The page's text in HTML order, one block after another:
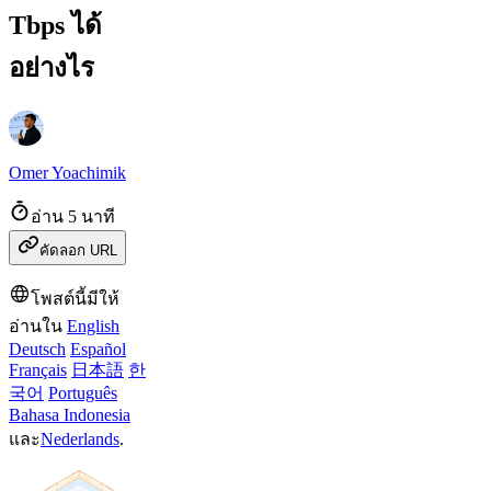
Tbps ได้
อย่างไร
Omer Yoachimik
อ่าน 5 นาที
คัดลอก URL
โพสต์นี้มีให้
อ่านใน English
Deutsch Español
Français 日本語 한
국어 Português
Bahasa Indonesia
และNederlands.